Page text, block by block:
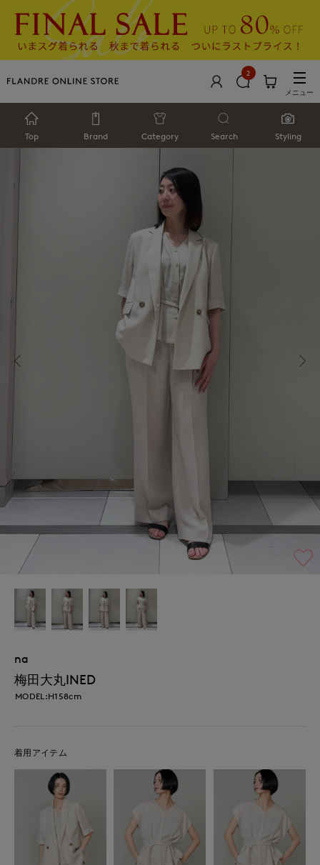
2
メニュー
Top Brand Category Search Styling
na
梅田大丸INED
MODEL:H158cm
着用アイテム